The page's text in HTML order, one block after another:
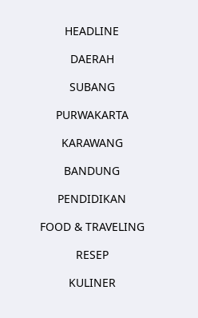
HEADLINE
DAERAH
SUBANG
PURWAKARTA
KARAWANG
BANDUNG
PENDIDIKAN
FOOD & TRAVELING
RESEP
KULINER